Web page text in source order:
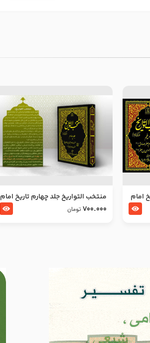
امام
منتخب التواریخ جلد چهارم تاریخ امام
زین العابدین و امام محمد باقر
700.000 تومان